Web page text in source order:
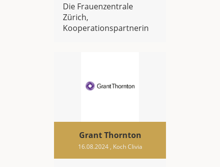
Die Frauenzentrale
Zürich,
Kooperationspartnerin
Grant Thornton
16.08.2024, Koch Clivia